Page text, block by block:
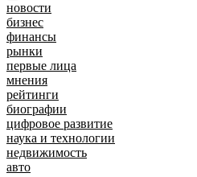
новости
бизнес
финансы
рынки
первые лица
мнения
рейтинги
биографии
цифровое развитие
наука и технологии
недвижимость
авто